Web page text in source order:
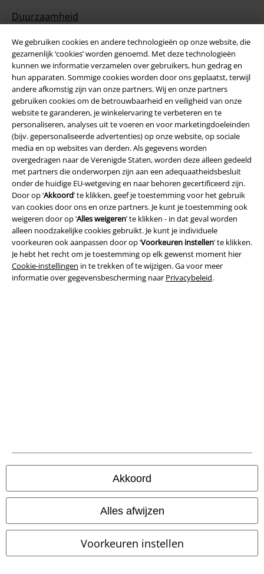
We gebruiken cookies en andere technologieën op onze website, die
gezamenlijk ‘cookies’ worden genoemd. Met deze technologieën
kunnen we informatie verzamelen over gebruikers, hun gedrag en
hun apparaten. Sommige cookies worden door ons geplaatst, terwijl
andere afkomstig zijn van onze partners. Wij en onze partners
gebruiken cookies om de betrouwbaarheid en veiligheid van onze
website te garanderen, je winkelervaring te verbeteren en te
personaliseren, analyses uit te voeren en voor marketingdoeleinden
(bijv. gepersonaliseerde advertenties) op onze website, op sociale
media en op websites van derden. Als gegevens worden
overgedragen naar de Verenigde Staten, worden deze alleen gedeeld
met partners die onderworpen zijn aan een adequaatheidsbesluit
onder de huidige EU-wetgeving en naar behoren gecertificeerd zijn.
Door op ‘Akkoord’ te klikken, geef je toestemming voor het gebruik
van cookies door ons en onze partners. Je kunt je toestemming ook
weigeren door op ‘Alles weigeren’ te klikken - in dat geval worden
alleen noodzakelijke cookies gebruikt. Je kunt je individuele
voorkeuren ook aanpassen door op ‘Voorkeuren instellen’ te klikken.
Je hebt het recht om je toestemming op elk gewenst moment hier
Cookie-instellingen in te trekken of te wijzigen. Ga voor meer
informatie over gegevensbescherming naar Privacybeleid.
Akkoord
Alles afwijzen
Voorkeuren instellen
Duurzaamheid
Word lid van onze online community!
Betaalmethodes
A Warner Music Group Company